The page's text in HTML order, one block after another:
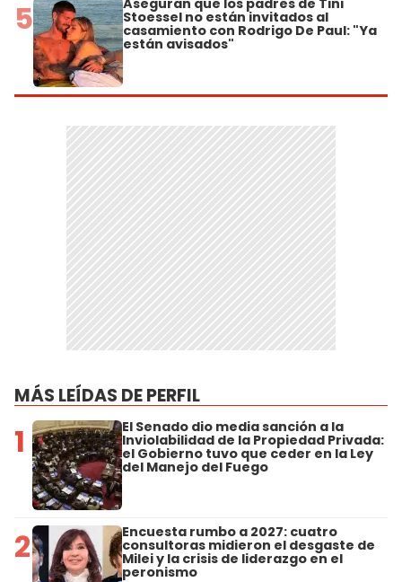
5 Aseguran que los padres de Tini
Stoessel no están invitados al
casamiento con Rodrigo De Paul: "Ya
están avisados"
MÁS LEÍDAS DE PERFIL
1 El Senado dio media sanción a la
Inviolabilidad de la Propiedad Privada:
el Gobierno tuvo que ceder en la Ley
del Manejo del Fuego
2 Encuesta rumbo a 2027: cuatro
consultoras midieron el desgaste de
Milei y la crisis de liderazgo en el
peronismo